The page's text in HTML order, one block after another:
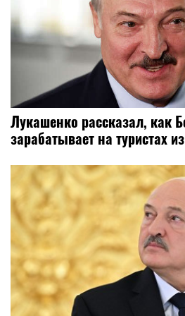
Лукашенко рассказал, как
зарабатывает на туристах